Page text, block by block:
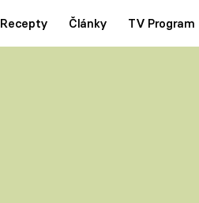
Recepty Články TV Program